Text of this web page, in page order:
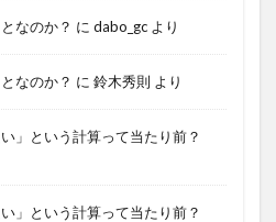
なのか？ に dabo_gc より
なのか？ に 鈴木秀則 より
」という計算って当たり前？
」という計算って当たり前？